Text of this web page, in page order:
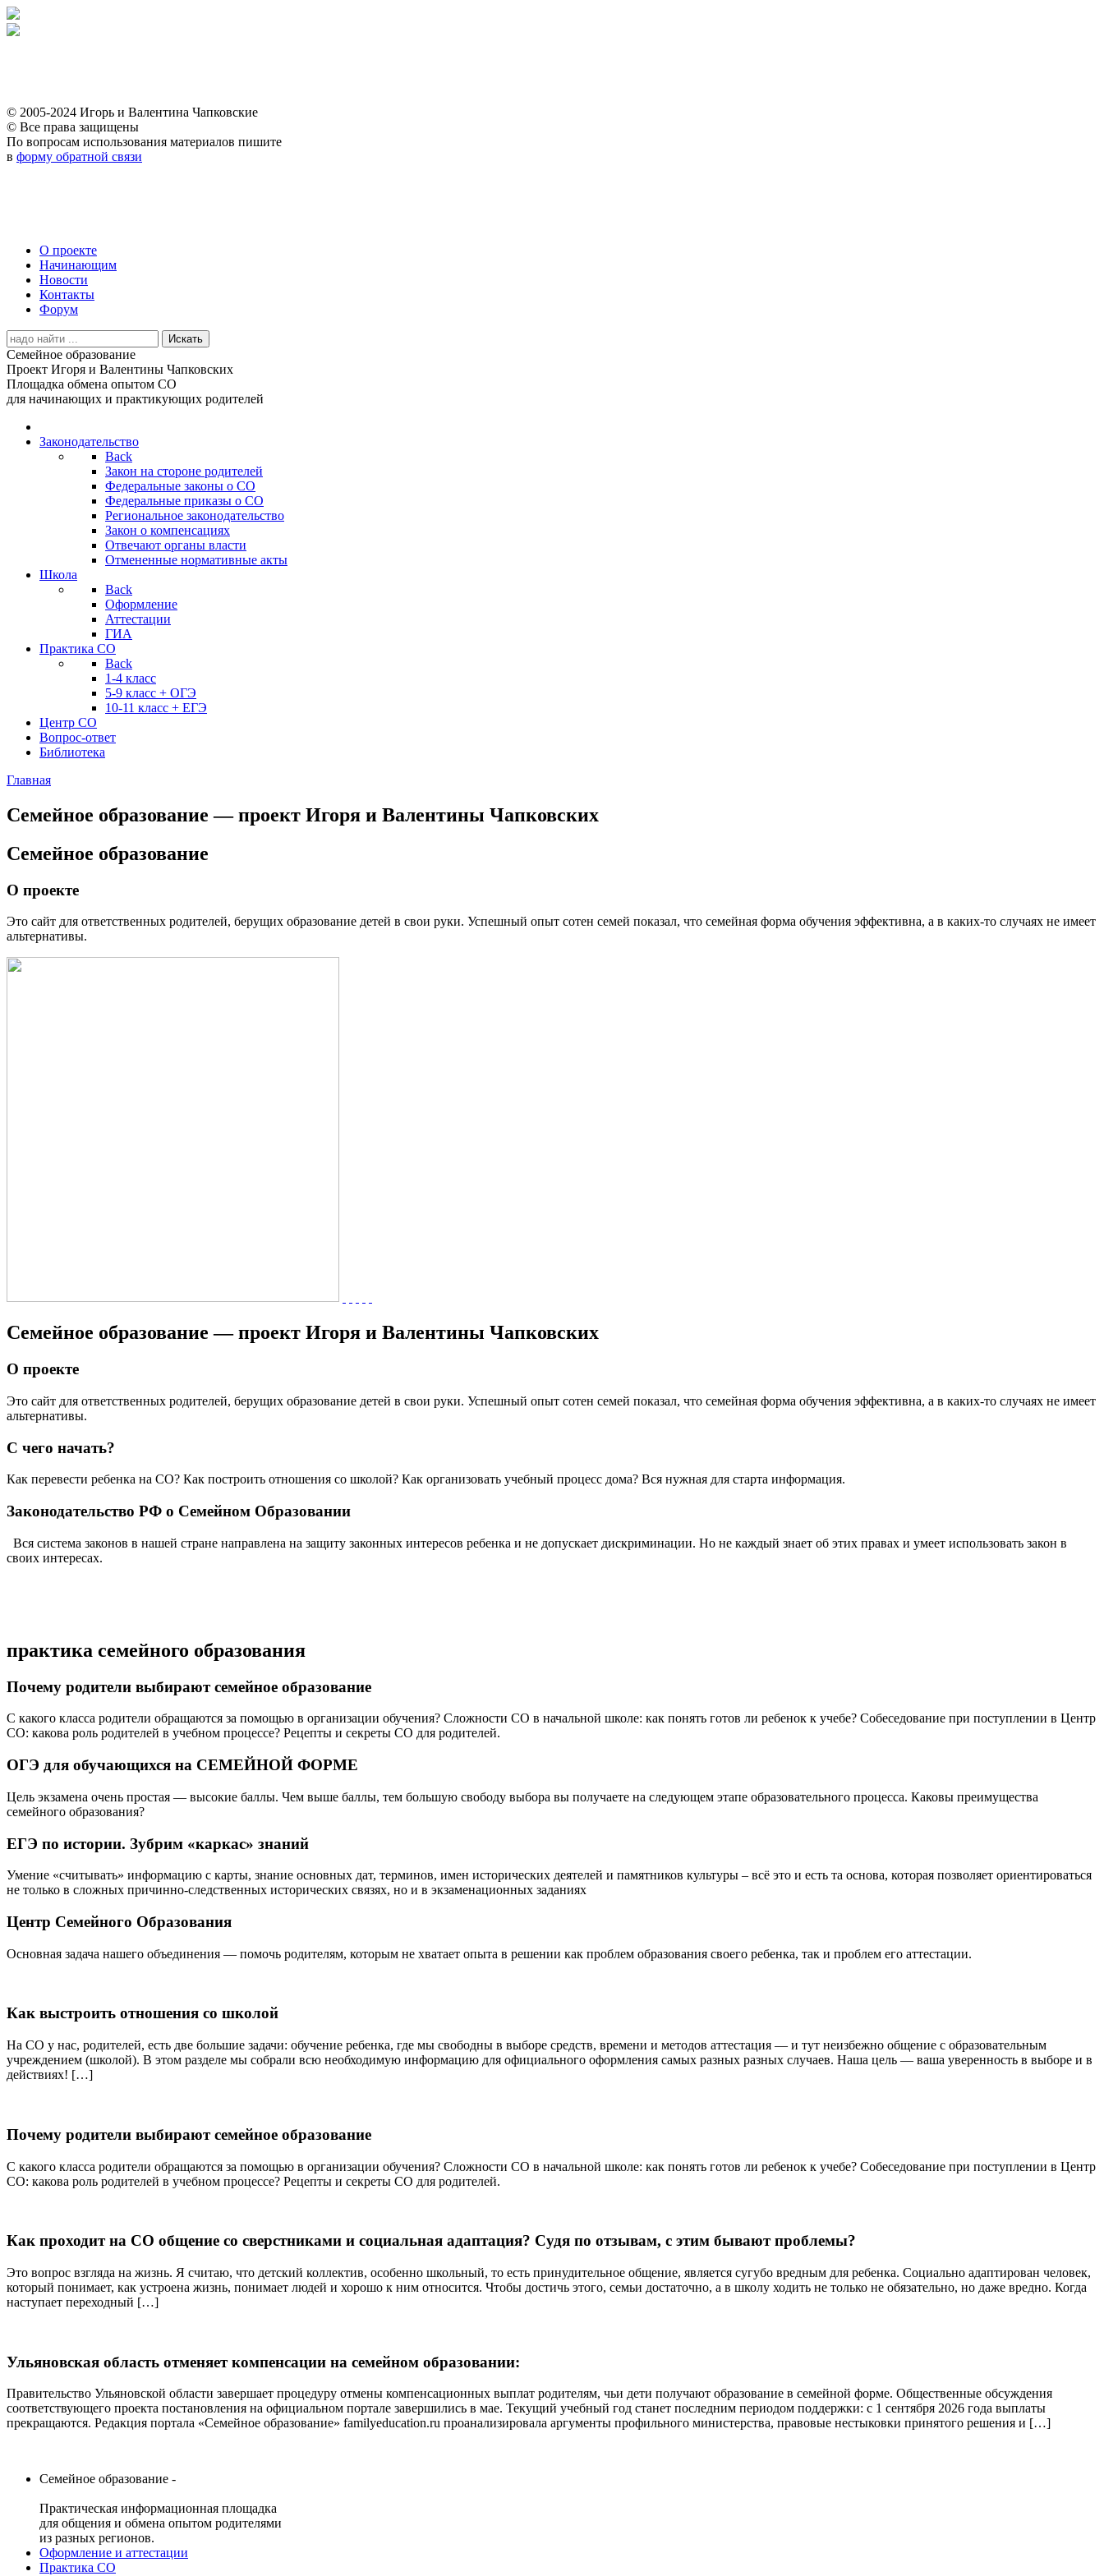
© 2005-2024 Игорь и Валентина Чапковские
© Все права защищены
По вопросам использования материалов пишите
в форму обратной связи
О проекте
Начинающим
Новости
Контакты
Форум
Search
for:
Семейное образование
Проект Игоря и Валентины Чапковских
Площадка обмена опытом СО
для начинающих и практикующих родителей
Законодательство
Back
Закон на стороне родителей
Федеральные законы о СО
Федеральные приказы о СО
Региональное законодательство
Закон о компенсациях
Отвечают органы власти
Отмененные нормативные акты
Школа
Back
Оформление
Аттестации
ГИА
Практика СО
Back
1-4 класс
5-9 класс + ОГЭ
10-11 класс + ЕГЭ
Центр СО
Вопрос-ответ
Библиотека
Главная
Семейное образование — проект Игоря и Валентины Чапковских
Семейное образование
О проекте
Это сайт для ответственных родителей, берущих образование детей в свои руки. Успешный опыт сотен семей показал, что семейная форма обучения эффективна, а в каких-то случаях не имеет
альтернативы.
Семейное образование — проект Игоря и Валентины Чапковских
О проекте
Это сайт для ответственных родителей, берущих образование детей в свои руки. Успешный опыт сотен семей показал, что семейная форма обучения эффективна, а в каких-то случаях не имеет
альтернативы.
С чего начать?
Как перевести ребенка на СО? Как построить отношения со школой? Как организовать учебный процесс дома? Вся нужная для старта информация.
Законодательство РФ о Семейном Образовании
Вся система законов в нашей стране направлена на защиту законных интересов ребенка и не допускает дискриминации. Но не каждый знает об этих правах и умеет использовать закон в
своих интересах.
практика семейного образования
Почему родители выбирают семейное образование
С какого класса родители обращаются за помощью в организации обучения? Сложности СО в начальной школе: как понять готов ли ребенок к учебе? Собеседование при поступлении в Центр
СО: какова роль родителей в учебном процессе? Рецепты и секреты СО для родителей.
ОГЭ для обучающихся на СЕМЕЙНОЙ ФОРМЕ
Цель экзамена очень простая — высокие баллы. Чем выше баллы, тем большую свободу выбора вы получаете на следующем этапе образовательного процесса. Каковы преимущества
семейного образования?
ЕГЭ по истории. Зубрим «каркас» знаний
Умение «считывать» информацию с карты, знание основных дат, терминов, имен исторических деятелей и памятников культуры – всё это и есть та основа, которая позволяет ориентироваться
не только в сложных причинно-следственных исторических связях, но и в экзаменационных заданиях
Центр Семейного Образования
Основная задача нашего объединения — помочь родителям, которым не хватает опыта в решении как проблем образования своего ребенка, так и проблем его аттестации.
Как выстроить отношения со школой
На СО у нас, родителей, есть две большие задачи: обучение ребенка, где мы свободны в выборе средств, времени и методов аттестация — и тут неизбежно общение с образовательным
учреждением (школой). В этом разделе мы собрали всю необходимую информацию для официального оформления самых разных разных случаев. Наша цель — ваша уверенность в выборе и в
действиях! […]
Почему родители выбирают семейное образование
С какого класса родители обращаются за помощью в организации обучения? Сложности СО в начальной школе: как понять готов ли ребенок к учебе? Собеседование при поступлении в Центр
СО: какова роль родителей в учебном процессе? Рецепты и секреты СО для родителей.
Как проходит на СО общение со сверстниками и социальная адаптация? Судя по отзывам, с этим бывают проблемы?
Это вопрос взгляда на жизнь. Я считаю, что детский коллектив, особенно школьный, то есть принудительное общение, является сугубо вредным для ребенка. Социально адаптирован человек,
который понимает, как устроена жизнь, понимает людей и хорошо к ним относится. Чтобы достичь этого, семьи достаточно, а в школу ходить не только не обязательно, но даже вредно. Когда
наступает переходный […]
Ульяновская область отменяет компенсации на семейном образовании:
Правительство Ульяновской области завершает процедуру отмены компенсационных выплат родителям, чьи дети получают образование в семейной форме. Общественные обсуждения
соответствующего проекта постановления на официальном портале завершились в мае. Текущий учебный год станет последним периодом поддержки: с 1 сентября 2026 года выплаты
прекращаются. Редакция портала «Семейное образование» familyeducation.ru проанализировала аргументы профильного министерства, правовые нестыковки принятого решения и […]
Семейное образование -
Практическая информационная площадка
для общения и обмена опытом родителями
из разных регионов.
Оформление и аттестации
Практика СО